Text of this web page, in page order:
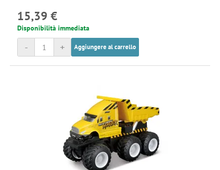
15,39 €
Disponibilità immediata
+
- Aggiungere al carrello